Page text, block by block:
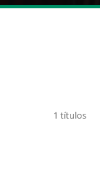
1 títulos